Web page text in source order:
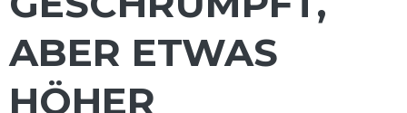
ABER ETWAS
HÖHER